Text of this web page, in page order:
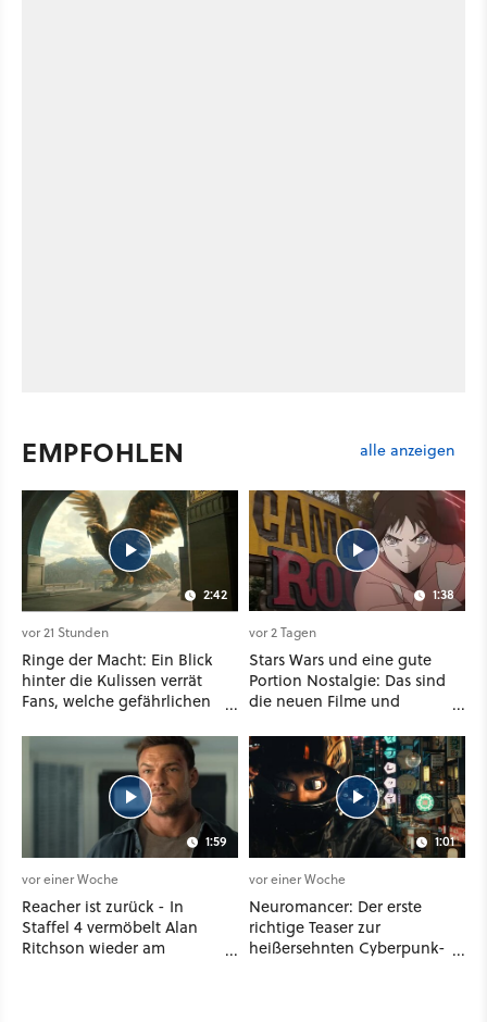
EMPFOHLEN alle anzeigen
2:42
vor 21 Stunden
Ringe der Macht: Ein Blick
hinter die Kulissen verrät
Fans, welche gefährlichen
warten
1:38
vor 2 Tagen
Stars Wars und eine gute
Portion Nostalgie: Das sind
die neuen Filme und
Disney Plus
1:59
vor einer Woche
Reacher ist zurück - In
Staffel 4 vermöbelt Alan
Ritchson wieder am
1:01
vor einer Woche
Neuromancer: Der erste
richtige Teaser zur
heißersehnten Cyberpunk-